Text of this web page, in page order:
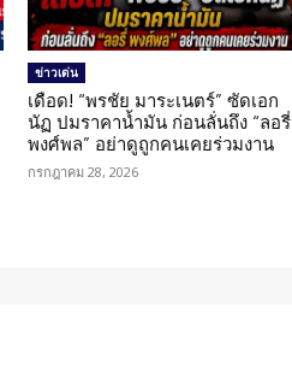
ข่าวเด่น
เดือด! “พรชัย มาระเนตร์” ซัดเอก
นัฏ ปมราคาน้ำมัน ก่อนลั่นถึง “ลอรี่
พงศ์พล” อย่าดูถูกคนเคยร่วมงาน
กรกฎาคม 28, 2026